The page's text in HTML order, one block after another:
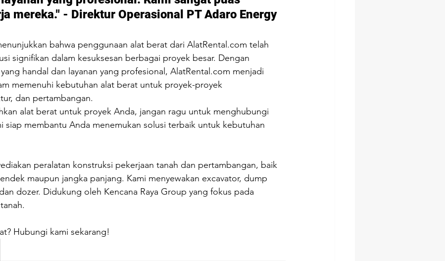
mereka." - Direktur Operasional PT Adaro Energy
bahwa penggunaan alat berat dari AlatRental.com telah
signifikan dalam kesuksesan berbagai proyek besar. Dengan
handal dan layanan yang profesional, AlatRental.com menjadi
memenuhi kebutuhan alat berat untuk proyek-proyek
dan pertambangan.
alat berat untuk proyek Anda, jangan ragu untuk menghubungi
siap membantu Anda menemukan solusi terbaik untuk kebutuhan
peralatan konstruksi pekerjaan tanah dan pertambangan, baik
maupun jangka panjang. Kami menyewakan excavator, dump
dozer. Didukung oleh Kencana Raya Group yang fokus pada
Hubungi kami sekarang!